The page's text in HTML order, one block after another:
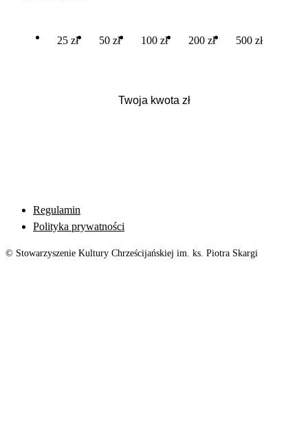
25 zł 50 zł 100 zł 200 zł 500 zł
Regulamin
Polityka prywatności
© Stowarzyszenie Kultury Chrześcijańskiej im. ks. Piotra Skargi